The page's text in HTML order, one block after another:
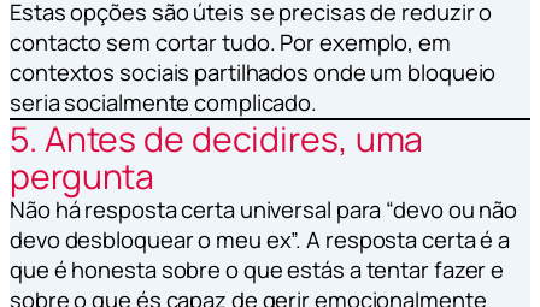
Estas opções são úteis se precisas de reduzir o
contacto sem cortar tudo. Por exemplo, em
contextos sociais partilhados onde um bloqueio
seria socialmente complicado.
5. Antes de decidires, uma
pergunta
Não há resposta certa universal para “devo ou não
devo desbloquear o meu ex”. A resposta certa é a
que é honesta sobre o que estás a tentar fazer e
sobre o que és capaz de gerir emocionalmente